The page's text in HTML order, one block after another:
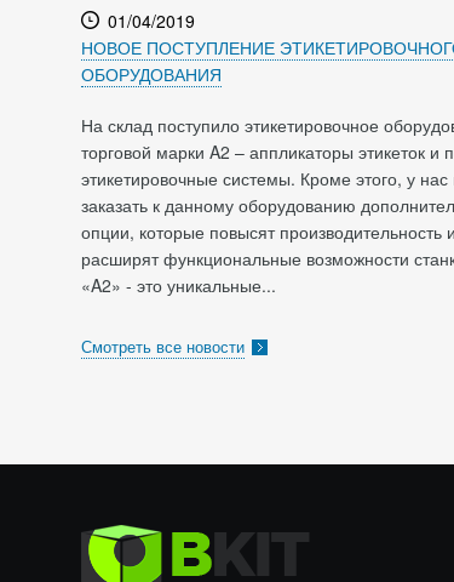
01/04/2019
НОВОЕ ПОСТУПЛЕНИЕ
ОБОРУДОВАНИЯ
На склад поступило этикетировочное
торговой марки A2 – аппликаторы этикеток и
этикетировочные системы. Кроме этого, у
заказать к данному оборудованию
опции, которые повысят производительность и
расширят функциональные возможности
«A2» - это уникальные...
Смотреть все новости